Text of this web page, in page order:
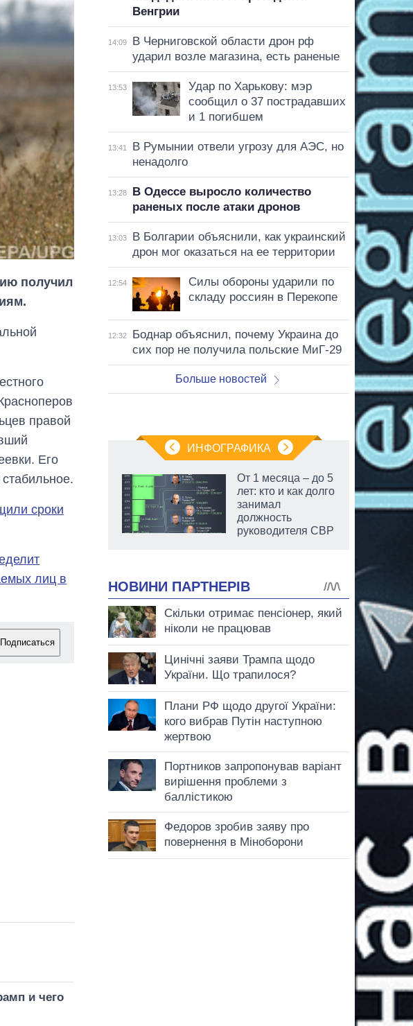
получил
правой
Его
сроки
лиц в
Подписаться
и чего
Венгрии
14:09
В Черниговской области дрон рф
ударил возле магазина, есть раненые
13:53
Удар по Харькову: мэр
сообщил о 37 пострадавших
и 1 погибшем
13:41
В Румынии отвели угрозу для АЭС, но
ненадолго
13:28
В Одессе выросло количество
раненых после атаки дронов
13:03
В Болгарии объяснили, как украинский
дрон мог оказаться на ее территории
12:54
Силы обороны ударили по
складу россиян в Перекопе
12:32
Боднар объяснил, почему Украина до
сих пор не получила польские МиГ-29
Больше новостей
ИНФОГРАФИКА
изменился
за 13 лет
От 1 месяца – до 5
лет: кто и как долго
занимал
должность
руководителя СВР